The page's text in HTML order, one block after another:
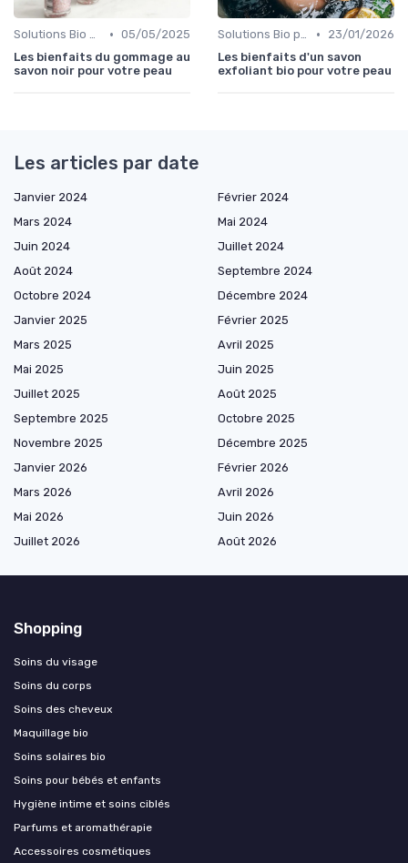
Solutions Bio pour Problèmes de Peau • 05/05/2025
Les bienfaits du gommage au
savon noir pour votre peau
Solutions Bio pour Problèmes de Peau •
23/01/2026
Les bienfaits d'un savon
exfoliant bio pour votre peau
Les articles par date
Janvier 2024
Février 2024
Mars 2024
Mai 2024
Juin 2024
Juillet 2024
Août 2024
Septembre 2024
Octobre 2024
Décembre 2024
Janvier 2025
Février 2025
Mars 2025
Avril 2025
Mai 2025
Juin 2025
Juillet 2025
Août 2025
Septembre 2025
Octobre 2025
Novembre 2025
Décembre 2025
Janvier 2026
Février 2026
Mars 2026
Avril 2026
Mai 2026
Juin 2026
Juillet 2026
Août 2026
Shopping
Soins du visage
Soins du corps
Soins des cheveux
Maquillage bio
Soins solaires bio
Soins pour bébés et enfants
Hygiène intime et soins ciblés
Parfums et aromathérapie
Accessoires cosmétiques